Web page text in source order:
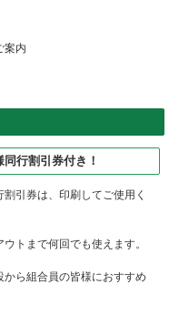
案内
行割引券付き！
引券は、印刷してご使用く
トまで何回でも使えます。
ら組合員の皆様におすすめ